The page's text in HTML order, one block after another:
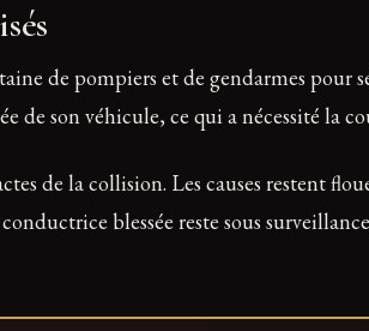
de pompiers et de gendarmes pour
de son véhicule, ce qui a nécessité la
de la collision. Les causes restent
blessée reste sous